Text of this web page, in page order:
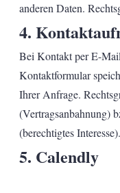
anderen Daten.
4.
Bei Kontakt per E-
Kontaktformular
Ihrer Anfrage.
(Vertragsanbahnung)
(berechtigtes Interesse).
5. Calendly